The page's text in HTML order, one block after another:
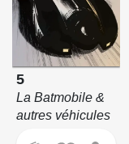
5
La Batmobile &
autres véhicules